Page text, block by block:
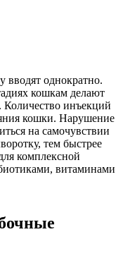
вводят однократно.
кошкам делают
Количество инъекций
кошки. Нарушение
на самочувствии
тем быстрее
комплексной
витаминами